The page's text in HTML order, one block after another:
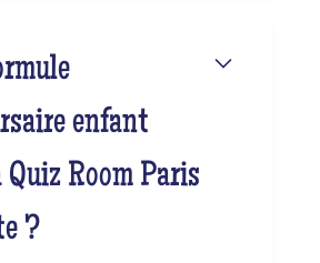
enfant
Room Paris
?